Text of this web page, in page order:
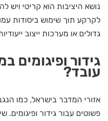
נושא היציבות הוא קריטי ויש
לקרקע תוך שימוש ביסודות
גדולים או מערכות ייצוב
גידור ופיגומים
עובד?
אזורי המדבר בישראל, כמו
פשוטים עבור גידור ופיגומים.